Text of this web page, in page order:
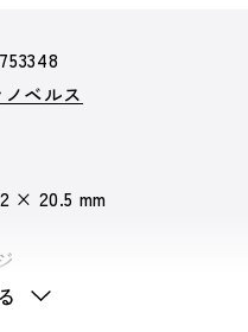
ベルス
× 20.5 mm